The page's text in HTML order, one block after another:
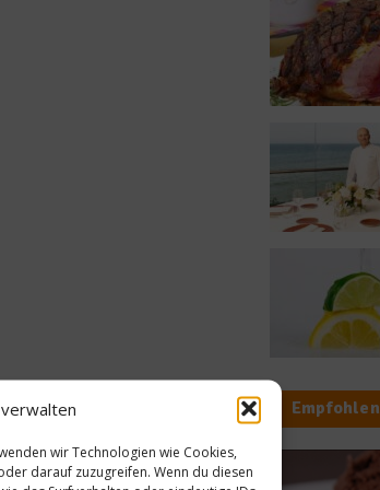
wir Technologien wie Cookies,
darauf zuzugreifen. Wenn du diesen
Empfohlen